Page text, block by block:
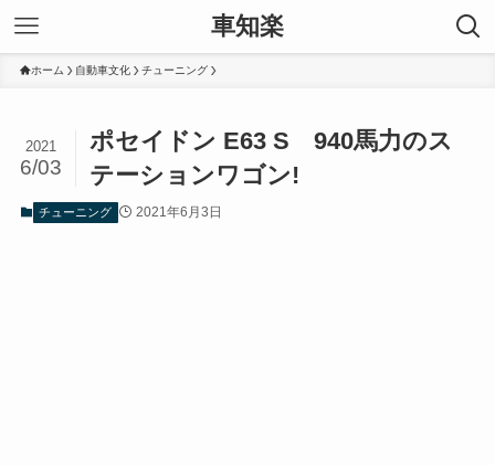
車知楽
ホーム 自動車文化 チューニング
ポセイドン E63 S 940馬力のス
テーションワゴン!
2021
6/03
チューニング 2021年6月3日